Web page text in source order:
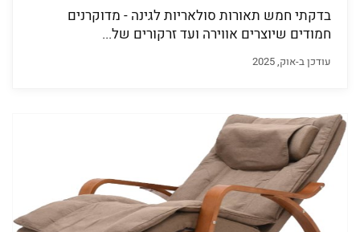
בדקתי חמש תאורות סולאריות לגינה - מדוקרנים
חמודים שיוצרים אווירה ועד זרקורים של...
עודכן ב-אוק, 2025